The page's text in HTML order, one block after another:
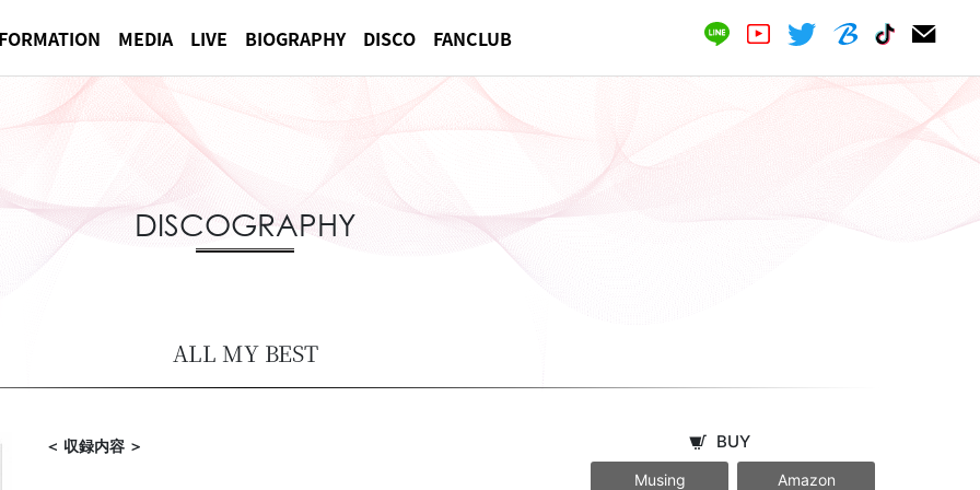
MEDIA LIVE BIOGRAPHY DISCO FANCLUB
DISCOGRAPHY
ALL MY BEST
＜ 収録内容 ＞ BUY
Musing Amazon